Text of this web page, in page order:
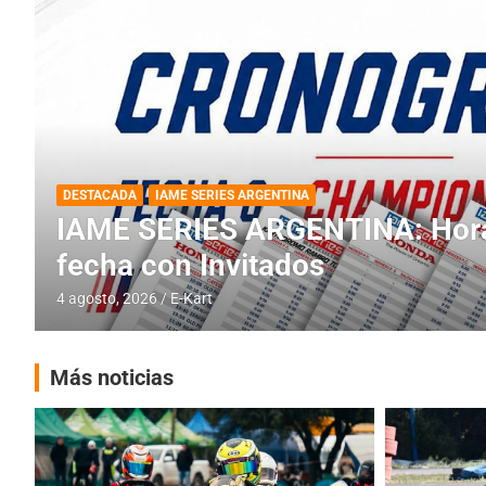
DESTACADA INFORME CENTRAL RMC BUENOS AIRES
RMC BUENOS AIRES: Cerró
histórica en Baradero
4 agosto, 2026 E-Kart
Más noticias